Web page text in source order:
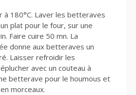
à 180°C. Laver les betteraves
plat pour le four, sur une
Faire cuire 50 mn. La
donne aux betteraves un
Laisser refroidir les
avec un couteau à
betterave pour le houmous et
morceaux.